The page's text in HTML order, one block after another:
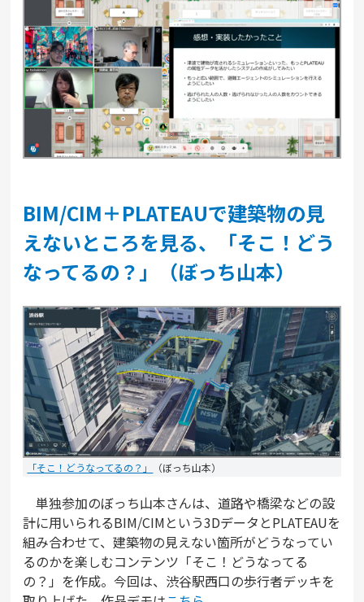
BIM/CIM＋PLATEAUで建築物の見
えないところを見る、「そこ！どう
なってるの？」（ぼっち山本）
「そこ！どうなってるの？」 （ぼっち山本）
単独参加のぼっち山本さんは、道路や橋梁などの設
計に用いられるBIM/CIMという3DデータとPLATEAUを
組み合わせて、建築物の見えない箇所がどうなってい
るのかを楽しむコンテンツ「そこ！どうなってる
の？」を作成。今回は、渋谷駅西口の歩行者デッキを